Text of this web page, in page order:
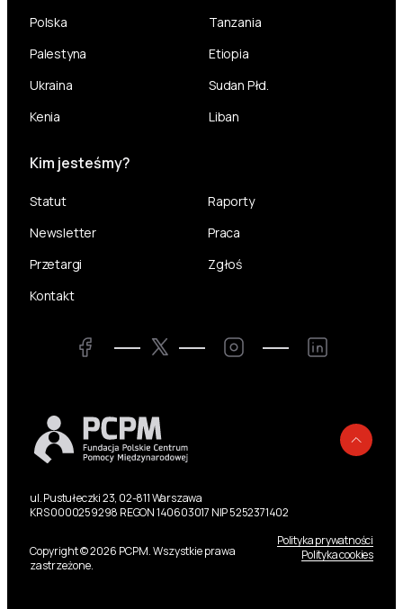
Polska
Palestyna
Ukraina
Kenia
Tanzania
Etiopia
Sudan Płd.
Liban
Kim jesteśmy?
Statut
Raporty
Newsletter
Praca
Przetargi
Zgłoś
Kontakt
Facebook Twitter Instagram LinkedIn
ul. Pustułeczki 23, 02-811 Warszawa
KRS 0000259298 REGON 140603017 NIP 5252371402
Copyright © 2026 PCPM. Wszystkie prawa
zastrzeżone.
Polityka prywatności
Polityka cookies